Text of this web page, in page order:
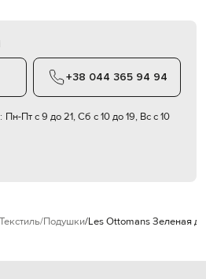
+38 044 365 94 94
Пн-Пт с 9 до 21, Сб с 10 до 19, Вс с 10
Текстиль Подушки Les Ottomans Зеленая